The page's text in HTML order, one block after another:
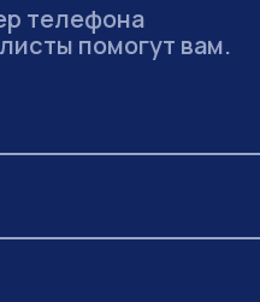
телефона
помогут вам.